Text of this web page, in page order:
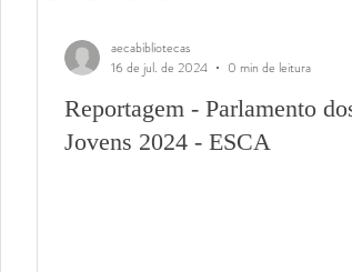
Reportagem - Parlamento
Jovens 2024 - ESCA
aecabibliotecas
16 de jul. de 2024
0 min de leitura